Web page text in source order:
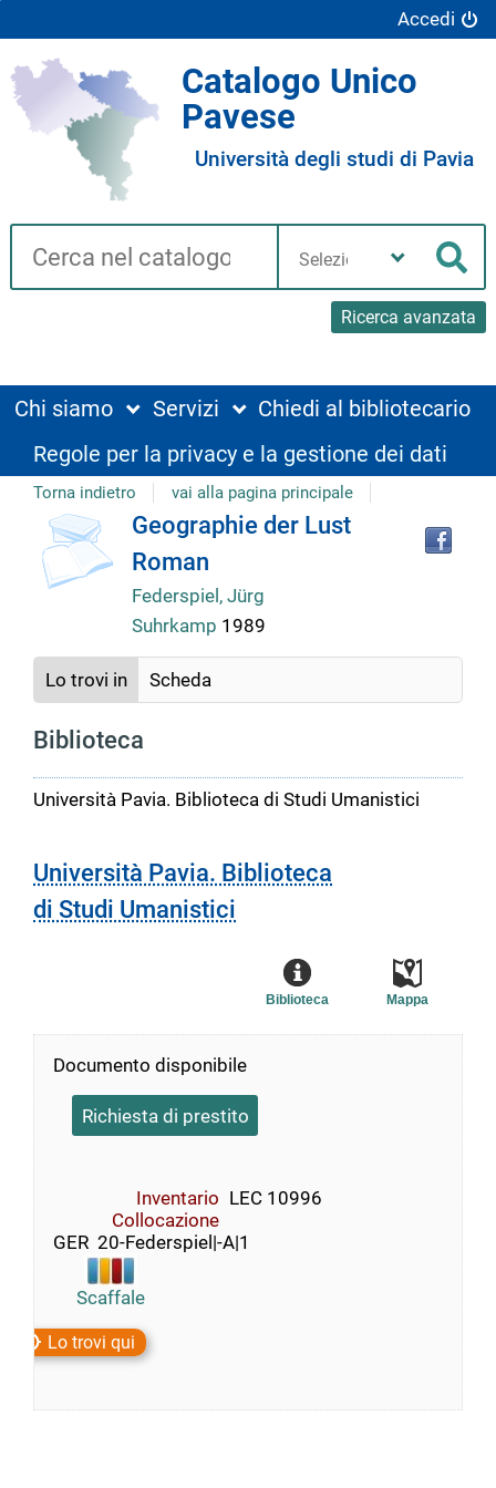
Accedi
Catalogo Unico
Pavese
Università degli studi di Pavia
Cerca su "Catalogo"
Ricerca avanzata
biblioteca
Chi siamo Servizi
Chiedi al bibliotecario
Regole per la privacy e la gestione dei dati
Torna indietro vai alla pagina principale
Dettaglio
del
documento
copertina
Geographie der Lust
Roman
Federspiel, Jürg
Suhrkamp 1989
Lo trovi in Scheda
Biblioteca
Università Pavia. Biblioteca di Studi Umanistici
Università Pavia. Biblioteca
di Studi Umanistici
Mappa
Biblioteca
Documento disponibile
Richiesta di prestito
Inventario LEC 10996
Collocazione
GER  20-Federspiel|-A|1
Scaffale
Lo trovi qui